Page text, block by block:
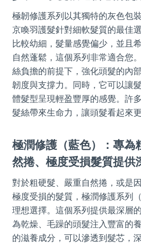
極韌修護系列以其獨特的灰色包
京喚羽護髮針對細軟髮質的最佳
比較幼細，髮量感覺偏少，並且
自然蓬鬆，這個系列非常適合您
絲負擔的前提下，強化頭髮的內
韌度與支撐力。同時，它可以讓
體髮型呈現輕盈豐厚的感覺。許
髮絲帶來生命力，讓頭髮看起來更
極潤修護（藍色）：專為
然捲、極度受損髮質提供
對於粗硬髮、嚴重自然捲，或是
極度受損的髮質，極潤修護系列
理想選擇。這個系列提供最深層
為乾燥、毛躁的頭髮注入豐富的
的滋養成分，可以滲透到髮芯，